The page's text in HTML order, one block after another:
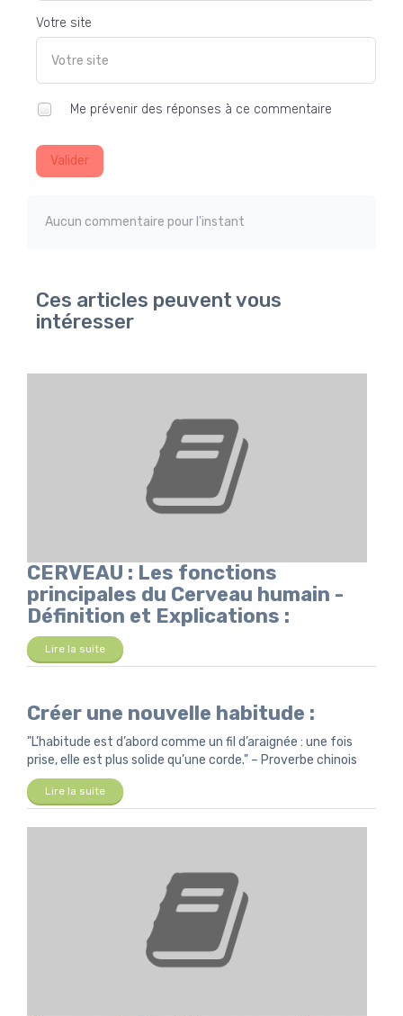
Votre site
Me prévenir des réponses à ce commentaire
Valider
Aucun commentaire pour l'instant
Ces articles peuvent vous
intéresser
CERVEAU : Les fonctions
principales du Cerveau humain -
Définition et Explications :
Lire la suite
Créer une nouvelle habitude :
"L’habitude est d’abord comme un fil d’araignée : une fois
prise, elle est plus solide qu’une corde." – Proverbe chinois
Lire la suite